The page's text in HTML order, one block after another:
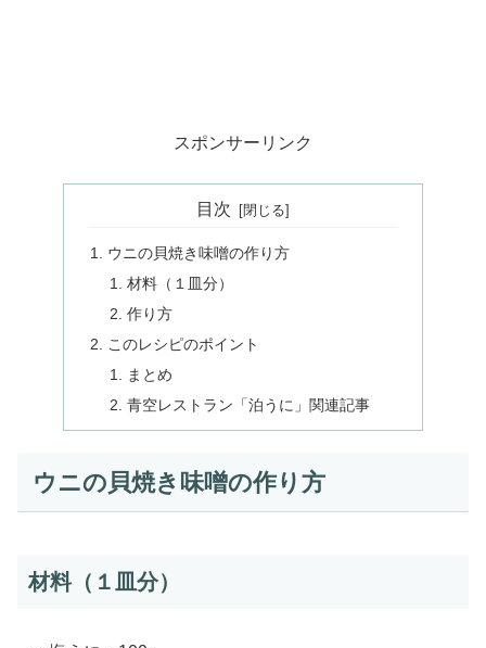
スポンサーリンク
目次
ウニの貝焼き味噌の作り方
材料（１皿分）
作り方
このレシピのポイント
まとめ
青空レストラン「泊うに」関連記事
ウニの貝焼き味噌の作り方
材料（１皿分）